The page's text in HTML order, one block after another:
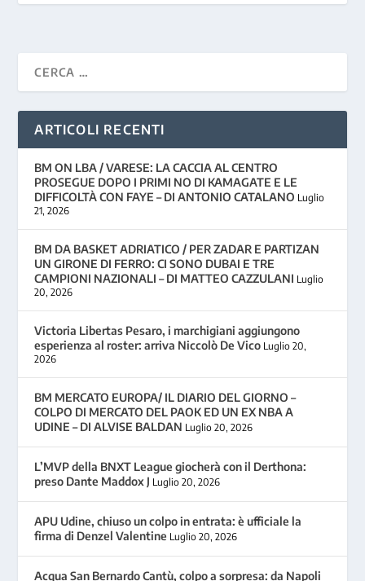
ARTICOLI RECENTI
BM ON LBA / VARESE: LA CACCIA AL CENTRO
PROSEGUE DOPO I PRIMI NO DI KAMAGATE E LE
DIFFICOLTÀ CON FAYE – DI ANTONIO CATALANO Luglio
21, 2026
BM DA BASKET ADRIATICO / PER ZADAR E PARTIZAN
UN GIRONE DI FERRO: CI SONO DUBAI E TRE
CAMPIONI NAZIONALI – DI MATTEO CAZZULANI Luglio
20, 2026
Victoria Libertas Pesaro, i marchigiani aggiungono
esperienza al roster: arriva Niccolò De Vico Luglio 20,
2026
BM MERCATO EUROPA/ IL DIARIO DEL GIORNO –
COLPO DI MERCATO DEL PAOK ED UN EX NBA A
UDINE – DI ALVISE BALDAN Luglio 20, 2026
L’MVP della BNXT League giocherà con il Derthona:
preso Dante Maddox J Luglio 20, 2026
APU Udine, chiuso un colpo in entrata: è ufficiale la
firma di Denzel Valentine Luglio 20, 2026
Acqua San Bernardo Cantù, colpo a sorpresa: da Napoli